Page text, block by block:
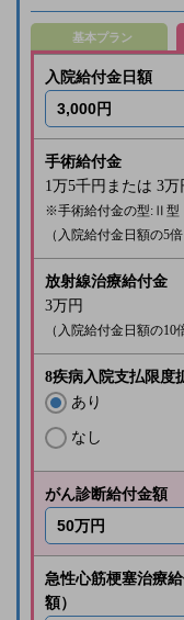
基本プラン
入院給付金日額
手術給付金
1万5千円または 3万
※手術給付金の型:Ⅱ型
（入院給付金日額の5
放射線治療給付金
3万円
（入院給付金日額の10
8疾病入院支払限度
あり
なし
がん診断給付金額
急性心筋梗塞治療
額）